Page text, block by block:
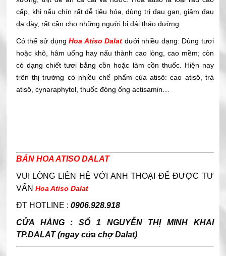
cấp, khi nấu chín rất dễ tiêu hóa, dùng trị đau gan, giảm đau
dạ dày, rất cần cho những người bị đái tháo đường.
Có thể sử dụngHoa Atiso Dalat dưới nhiều dạng: Dùng tươi
hoặc khô, hâm uống hay nấu thành cao lỏng, cao mềm; còn
có dạng chiết tươi bằng cồn hoặc làm cồn thuốc. Hiện nay
trên thị trường có nhiều chế phẩm của atisô: cao atisô, trà
atisô, cynaraphytol, thuốc đóng ống actisamin…
BÁN HOA ATISO DALAT
VUI LÒNG LIÊN HỆ VỚI ANH THOẠI ĐỂ ĐƯỢC TƯ
VẤN Hoa Atiso Dalat
ĐT HOTLINE : 0906.928.918
CỬA HÀNG : SỐ 1 NGUYỄN THỊ MINH KHAI
TP.DALAT (ngay cửa chợ Dalat)